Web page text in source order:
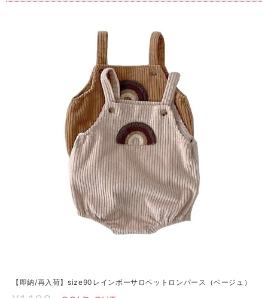
【即納/再入荷】size90レインボーサロペットロンパース（ベージュ）